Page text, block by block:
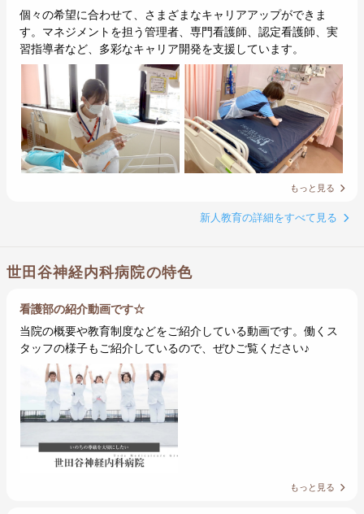
個々の希望に合わせて、さまざまなキャリアアップができま
す。マネジメントを担う管理者、専門看護師、認定看護師、実
習指導者など、多彩なキャリア開発を支援しています。
もっと見る
新人教育の詳細をすべて見る
世田谷神経内科病院の特色
看護部の紹介動画です☆
当院の概要や教育制度などをご紹介している動画です。働くス
タッフの様子もご紹介しているので、ぜひご覧ください♪
もっと見る